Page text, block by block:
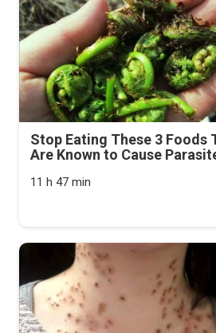
Stop Eating These 3 Foods
Are Known to Cause
11 h 47 min